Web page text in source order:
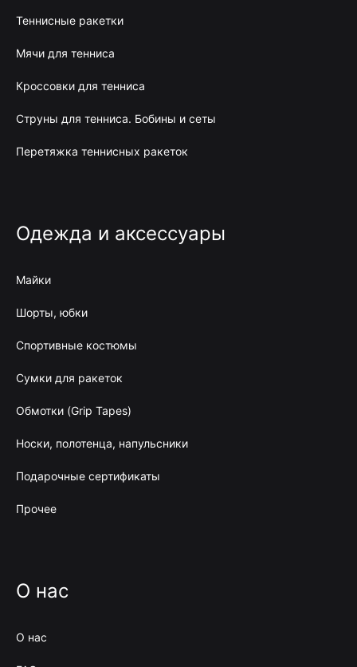
Теннисные ракетки
Мячи для тенниса
Кроссовки для тенниса
Струны для тенниса. Бобины и сеты
Перетяжка теннисных ракеток
Одежда и аксессуары
Майки
Шорты, юбки
Спортивные костюмы
Сумки для ракеток
Обмотки (Grip Tapes)
Носки, полотенца, напульсники
Подарочные сертификаты
Прочее
О нас
О нас